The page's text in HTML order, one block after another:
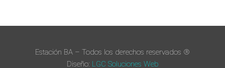
Estación BA – Todos los derechos reservados ®
Diseño: LGC Soluciones Web